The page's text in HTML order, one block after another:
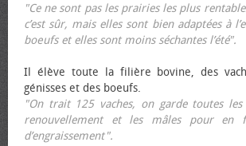
"Ce ne sont pas les prairies les plus
c’est sûr, mais elles sont bien adaptées à
bœufs et elles sont moins séchantes l’été".
Il élève toute la filière bovine, des
génisses et des bœufs.
"On trait 125 vaches, on garde toutes
renouvellement et les mâles pour en
d’engraissement".